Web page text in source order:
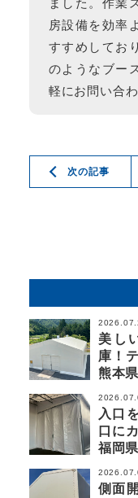
ました。作業
房設備を効率
すすめしてお
のようなブー
軽にお問い合
次の記事
美し
庫！
熊本県
入口
口に
福岡県
側面